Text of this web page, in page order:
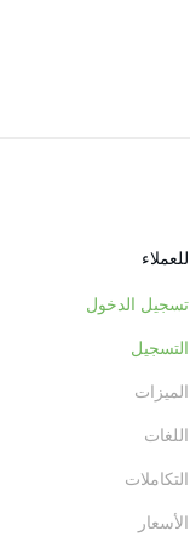
للعملاء
تسجيل الدخول
التسجيل
الميزات
اللغات
التكاملات
الأسعار